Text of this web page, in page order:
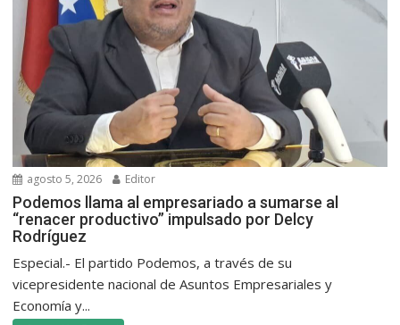
agosto 5, 2026 Editor
Podemos llama al empresariado a sumarse al
“renacer productivo” impulsado por Delcy
Rodríguez
Especial.- El partido Podemos, a través de su
vicepresidente nacional de Asuntos Empresariales y
Economía y...